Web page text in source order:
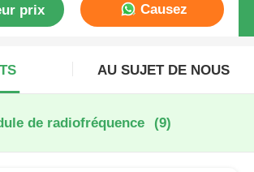
prix Causez
AU SUJET DE NOUS
de radiofréquence (9)